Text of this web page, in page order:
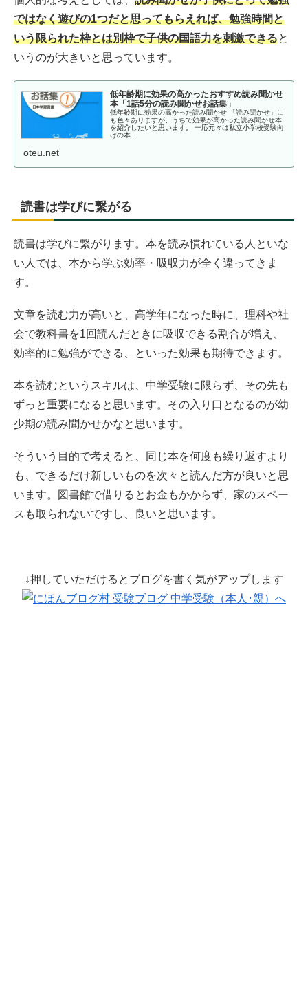
ではなく遊びの1つだと思ってもらえれば、勉強時間と
いう限られた枠とは別枠で子供の国語力を刺激できると
いうのが大きいと思っています。
低年齢期に効果の高かったおすすめ読み聞かせ
本「1話5分の読み聞かせお話集」
低年齢期に効果の高かった読み聞かせ 「読み聞かせ」に
も色々ありますが、うちで効果が高かった読み聞かせ本
を紹介したいと思います。 一応元々は私立小学校受験向
けの本...
oteu.net
読書は学びに繋がる
読書は学びに繋がります。本を読み慣れている人といな
い人では、本から学ぶ効率・吸収力が全く違ってきま
す。
文章を読む力が高いと、高学年になった時に、理科や社
会で教科書を1回読んだときに吸収できる割合が増え、
効率的に勉強ができる、といった効果も期待できます。
本を読むというスキルは、中学受験に限らず、その先も
ずっと重要になると思います。その入り口となるのが幼
少期の読み聞かせかなと思います。
そういう目的で考えると、同じ本を何度も繰り返すより
も、できるだけ新しいものを次々と読んだ方が良いと思
います。図書館で借りるとお金もかからず、家のスペー
スも取られないですし、良いと思います。
↓押していただけるとブログを書く気がアップします